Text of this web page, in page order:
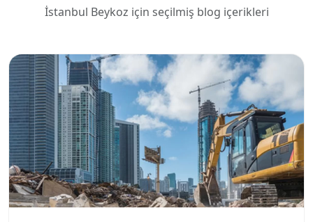
İstanbul Beykoz için seçilmiş blog içerikleri